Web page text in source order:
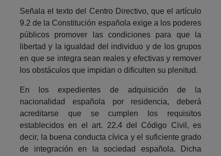
Señala el texto del Centro Directivo, que el artículo
9.2 de la Constitución española exige a los poderes
públicos promover las condiciones para que la
libertad y la igualdad del individuo y de los grupos
en que se integra sean reales y efectivas y remover
los obstáculos que impidan o dificulten su plenitud.
En los expedientes de adquisición de la
nacionalidad española por residencia, deberá
acreditarse que se cumplen los requisitos
establecidos en el art. 22.4 del Código Civil, es
decir, la buena conducta cívica y el suficiente grado
de integración en la sociedad española. Dicha